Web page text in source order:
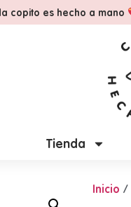
copito es hecho a mano
Tienda
Inicio /